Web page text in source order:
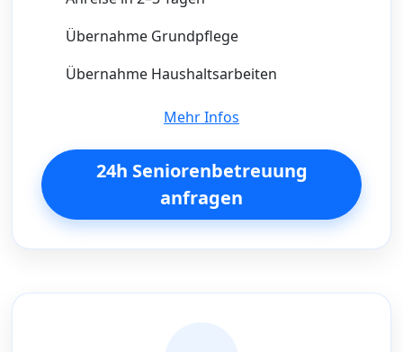
Übernahme Grundpflege
Übernahme Haushaltsarbeiten
Mehr Infos
24h Seniorenbetreuung
anfragen